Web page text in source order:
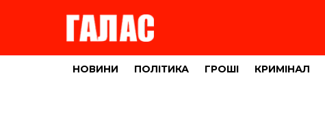
НОВИНИ ПОЛІТИКА ГРОШІ КРИМІНАЛ